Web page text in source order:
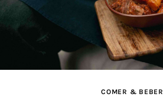
DÓNDE IR
TENDENCIAS
COMER & BEBER